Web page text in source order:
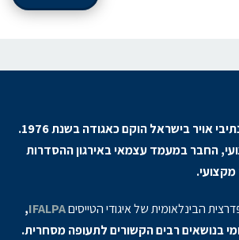
האיגוד הארצי לטייסי נתיבי אויר בישראל הוקם כאגודה בשנת 1976.
החבר במעמד עצמאי באירגון ההסדרות
הבינלאומית של איגודי הטייסיםIFALPA
,
בנושאים רבים הקשורים לתעופה מסחרית.